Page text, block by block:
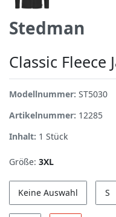
Stedman
Classic Fleece
Modellnummer: ST5030
Artikelnummer: 12285
Inhalt: 1 Stück
Größe: 3XL
Keine Auswahl S